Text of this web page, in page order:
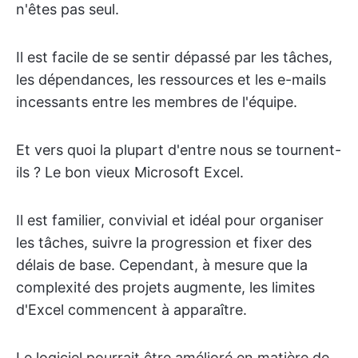
n'êtes pas seul.
Il est facile de se sentir dépassé par les tâches,
les dépendances, les ressources et les e-mails
incessants entre les membres de l'équipe.
Et vers quoi la plupart d'entre nous se tournent-
ils ? Le bon vieux Microsoft Excel.
Il est familier, convivial et idéal pour organiser
les tâches, suivre la progression et fixer des
délais de base. Cependant, à mesure que la
complexité des projets augmente, les limites
d'Excel commencent à apparaître.